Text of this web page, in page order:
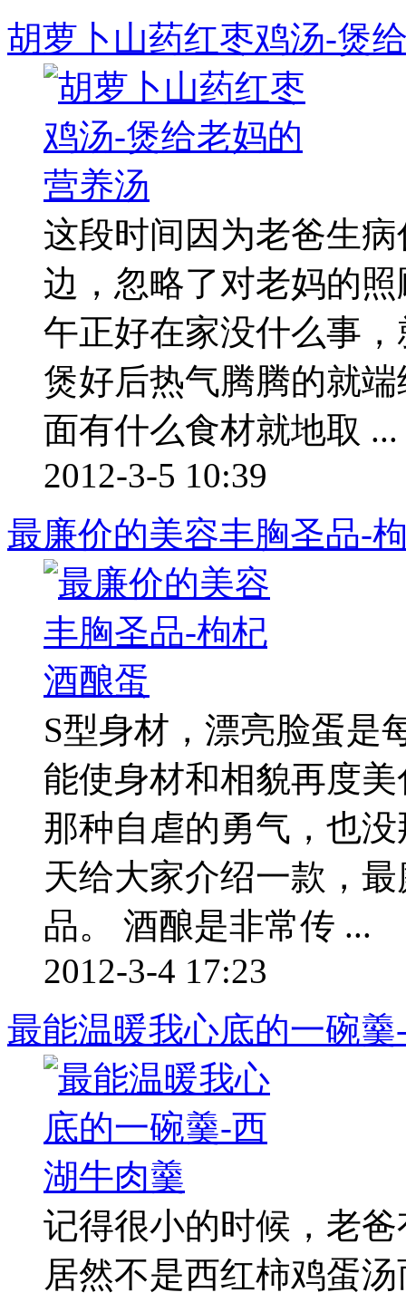
胡萝卜山药红枣鸡汤-煲
这段时间因为老爸生
边，忽略了对老妈的
午正好在家没什么事
煲好后热气腾腾的就
面有什么食材就地取 ...
2012-3-5 10:39
最廉价的美容丰胸圣品-
S型身材，漂亮脸蛋是
能使身材和相貌再度
那种自虐的勇气，也
天给大家介绍一款，
品。 酒酿是非常传 ...
2012-3-4 17:23
最能温暖我心底的一碗
记得很小的时候，老
居然不是西红柿鸡蛋